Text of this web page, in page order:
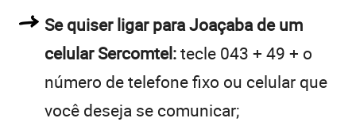
Se quiser ligar para Joaçaba de um
celular Sercomtel:tecle 043 + 49 + o
número de telefone fixo ou celular que
você deseja se comunicar;